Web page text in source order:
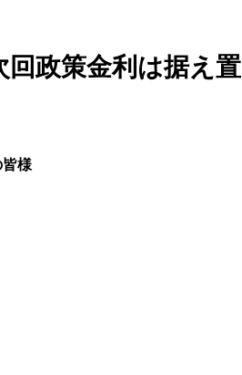
政策金利は据え置
皆様